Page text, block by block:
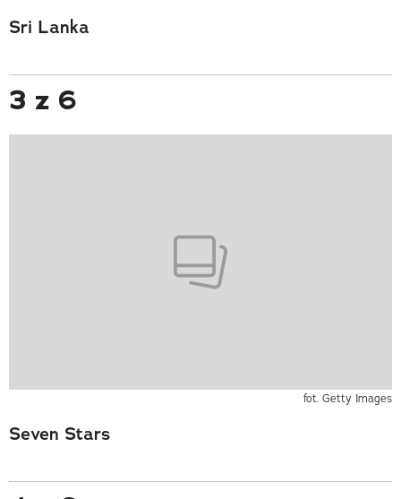
Sri Lanka
3 z 6
fot. Getty Images
Seven Stars